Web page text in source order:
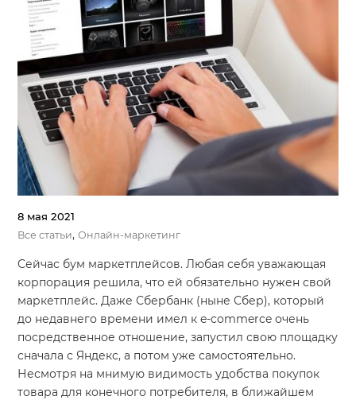
8 мая 2021
Все статьи,Онлайн-маркетинг
Сейчас бум маркетплейсов. Любая себя уважающая
корпорация решила, что ей обязательно нужен свой
маркетплейс. Даже Сбербанк (ныне Сбер), который
до недавнего времени имел к e-commerce очень
посредственное отношение, запустил свою площадку
сначала с Яндекс, а потом уже самостоятельно.
Несмотря на мнимую видимость удобства покупок
товара для конечного потребителя, в ближайшем